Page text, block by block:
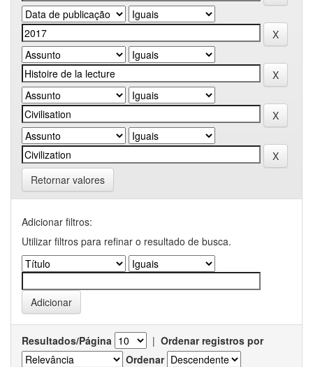
Retornar valores
Adicionar filtros:
Utilizar filtros para refinar o resultado de busca.
Resultados/Página | Ordenar registros por
Ordenar